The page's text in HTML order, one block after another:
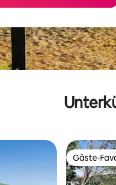
Gäste-
Gäste-